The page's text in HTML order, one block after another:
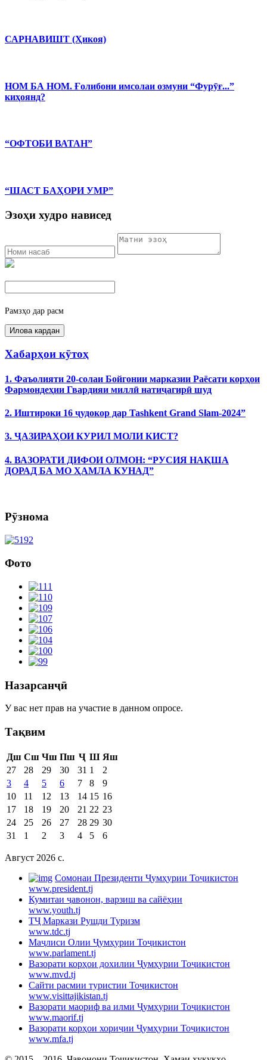
САРНАВИШТ (Ҳикоя)
НОМ БА НОМ. Ғолибони имсолаи озмуни “Фурӯғ...”
киҳоянд?
“ОФТОБИ ВАТАН”
“ШАСТ БАҲОРИ УМР”
Эзоҳи худро нависед
Рамзҳо дар расм
Хабарҳои кӯтоҳ
1. Фаъолияти 20-солаи Бойгонии марказии Раёсати корҳои
Фармондеҳии Гвардияи миллӣ натиҷагирӣ шуд
2. Иштироки 16 ҷудокор дар Tashkent Grand Slam-2024”
3. ҶАЗИРАҲОИ КУРИЛ МОЛИ КИСТ?
4. ВАЗОРАТИ ДИФОИ ОЛМОН: “РУСИЯ НАҚША
ДОРАД БА МО ҲАМЛА КУНАД”
Рӯзнома
Фото
Назарсанҷӣ
У вас нет прав на участие в данном опросе.
Тақвим
Дш Сш Чш Пш Ҷ Ш Яш
27
28 29 30 31 1
2
3
4 5 6 7 8
9
10
11 12 13 14 15 16
17
18 19 20 21 22 23
24
25 26 27 28 29 30
31
1 2 3 4 5 6
Август 2026 c.
Cомонаи Президенти Ҷумҳурии Тоҷикистон
www.president.tj
Кумитаи ҷавонон, варзиш ва сайёҳии
www.youth.tj
ТҶ Маркази Рушди Туризм
www.tdc.tj
Маҷлиси Олии Ҷумҳурии Тоҷикистон
www.parlament.tj
Вазорати корҳои дохилии Ҷумҳурии Тоҷикистон
www.mvd.tj
Сайти расмии туристии Тоҷикистон
www.visittajikistan.tj
Вазорати маориф ва илми Ҷумҳурии Тоҷикистон
www.maorif.tj
Вазорати корҳои хориҷии Ҷумҳурии Тоҷикистон
www.mfa.tj